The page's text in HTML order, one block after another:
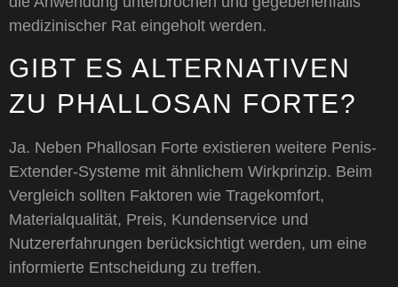
medizinischer Rat eingeholt werden.
GIBT ES ALTERNATIVEN
ZU PHALLOSAN FORTE?
Ja. Neben Phallosan Forte existieren weitere Penis-
Extender-Systeme mit ähnlichem Wirkprinzip. Beim
Vergleich sollten Faktoren wie Tragekomfort,
Materialqualität, Preis, Kundenservice und
Nutzererfahrungen berücksichtigt werden, um eine
informierte Entscheidung zu treffen.